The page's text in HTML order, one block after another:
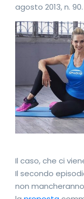
agosto 2013, n. 90.
Il caso, che ci
Il secondo
non